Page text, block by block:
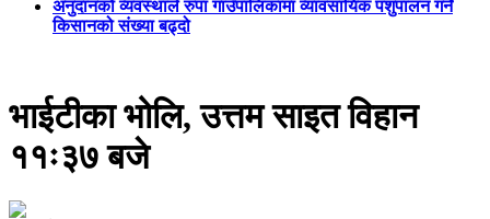
अनुदानको व्यवस्थाले रुपा गाउँपालिकामा व्यावसायिक पशुपालन गर्ने
किसानको संख्या बढ्दो
भाईटीका भोलि, उत्तम साइत विहान
११ः३७ बजे